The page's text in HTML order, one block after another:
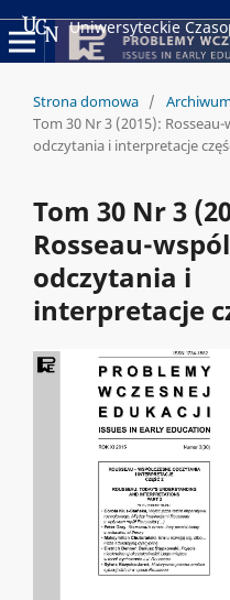
Uniwersyteckie
Strona domowa /
Tom 30 Nr 3 (2015):
odczytania i interpretacje
Tom 30 Nr 3
Rosseau-
odczytania i
interpretacje